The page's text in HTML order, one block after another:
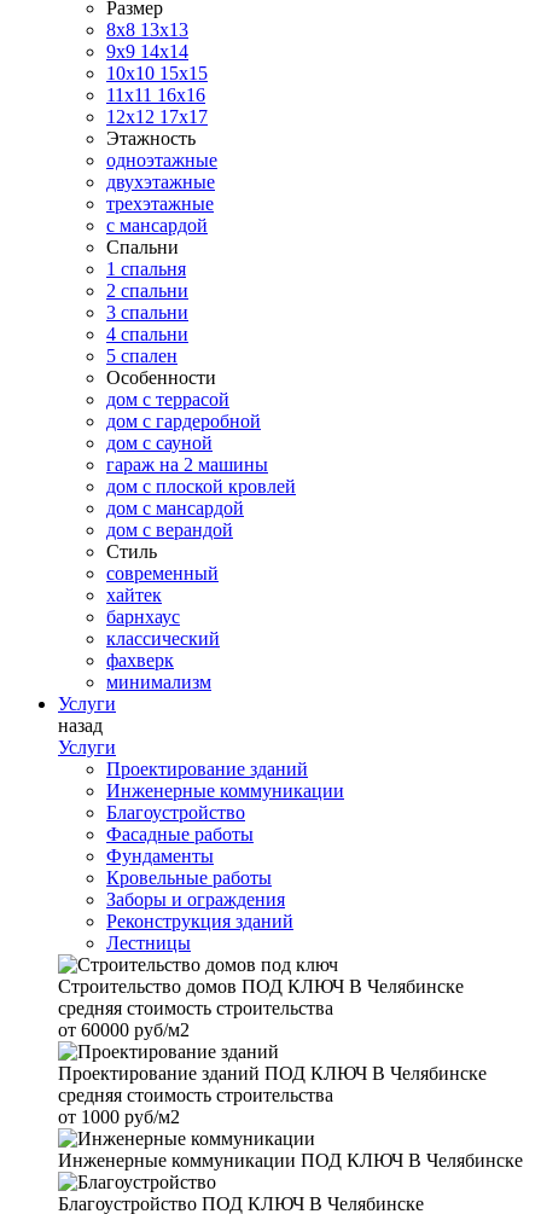
Размер
8х8 13х13
9х9 14х14
10х10 15х15
11x11 16х16
12х12 17х17
Этажность
одноэтажные
двухэтажные
трехэтажные
с мансардой
Спальни
1 спальня
2 спальни
3 спальни
4 спальни
5 спален
Особенности
дом с террасой
дом с гардеробной
дом с сауной
гараж на 2 машины
дом с плоской кровлей
дом с мансардой
дом с верандой
Стиль
современный
хайтек
барнхаус
классический
фахверк
минимализм
Услуги
назад
Услуги
Проектирование зданий
Инженерные коммуникации
Благоустройство
Фасадные работы
Фундаменты
Кровельные работы
Заборы и ограждения
Реконструкция зданий
Лестницы
Строительство домов ПОД КЛЮЧ В Челябинске
средняя стоимость строительства
от 60000 руб/м2
Проектирование зданий ПОД КЛЮЧ В Челябинске
средняя стоимость строительства
от 1000 руб/м2
Инженерные коммуникации ПОД КЛЮЧ В Челябинске
Благоустройство ПОД КЛЮЧ В Челябинске